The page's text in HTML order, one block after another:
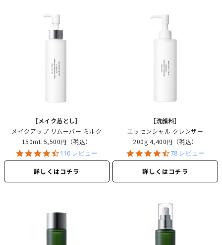
［メイク落とし］
メイクアップ リムーバー ミルク
150mL 5,500円（税込）
4.7
star
rating
116 レビュー
詳しくはコチラ
［洗顔料］
エッセンシャル クレンザー
200g 4,400円（税込）
4.7
star
rating
78 レビュー
詳しくはコチラ